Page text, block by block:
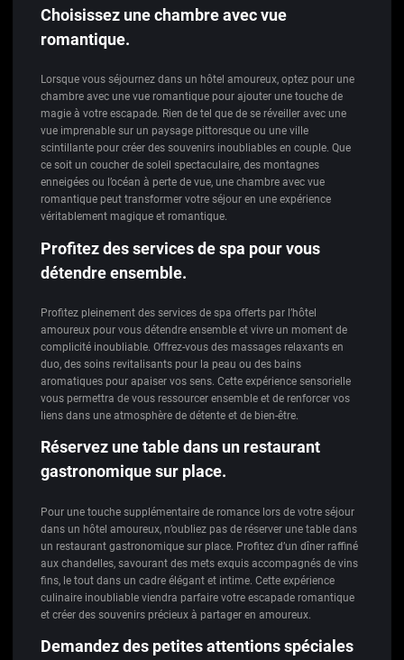
Choisissez une chambre avec vue
romantique.
Lorsque vous séjournez dans un hôtel amoureux, optez pour une
chambre avec une vue romantique pour ajouter une touche de
magie à votre escapade. Rien de tel que de se réveiller avec une
vue imprenable sur un paysage pittoresque ou une ville
scintillante pour créer des souvenirs inoubliables en couple. Que
ce soit un coucher de soleil spectaculaire, des montagnes
enneigées ou l’océan à perte de vue, une chambre avec vue
romantique peut transformer votre séjour en une expérience
véritablement magique et romantique.
Profitez des services de spa pour vous
détendre ensemble.
Profitez pleinement des services de spa offerts par l’hôtel
amoureux pour vous détendre ensemble et vivre un moment de
complicité inoubliable. Offrez-vous des massages relaxants en
duo, des soins revitalisants pour la peau ou des bains
aromatiques pour apaiser vos sens. Cette expérience sensorielle
vous permettra de vous ressourcer ensemble et de renforcer vos
liens dans une atmosphère de détente et de bien-être.
Réservez une table dans un restaurant
gastronomique sur place.
Pour une touche supplémentaire de romance lors de votre séjour
dans un hôtel amoureux, n’oubliez pas de réserver une table dans
un restaurant gastronomique sur place. Profitez d’un dîner raffiné
aux chandelles, savourant des mets exquis accompagnés de vins
fins, le tout dans un cadre élégant et intime. Cette expérience
culinaire inoubliable viendra parfaire votre escapade romantique
et créer des souvenirs précieux à partager en amoureux.
Demandez des petites attentions spéciales